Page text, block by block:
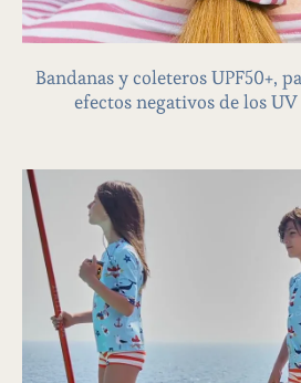
Bandanas y coleteros UPF50+,
efectos negativos de los